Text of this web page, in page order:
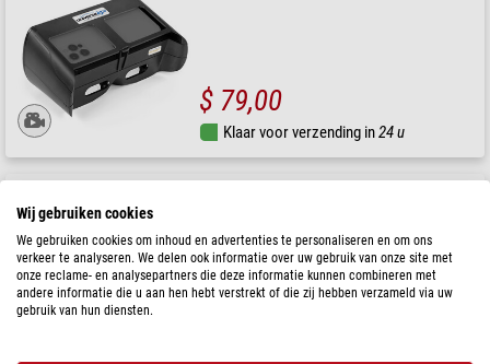
$ 79,00
Klaar voor verzending in24 u
Aanbevolen prijs: $ 118,90
Onze prijs:
$ 99,00
Wij gebruiken cookies
We gebruiken cookies om inhoud en advertenties te personaliseren en om ons
verkeer te analyseren. We delen ook informatie over uw gebruik van onze site met
onze reclame- en analysepartners die deze informatie kunnen combineren met
andere informatie die u aan hen hebt verstrekt of die zij hebben verzameld via uw
gebruik van hun diensten.